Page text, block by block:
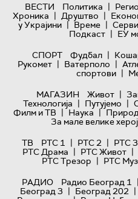
ВЕСТИ Политика |
Хроника | Друштво |
у Украјини | Време |
Подкаст | ЕУ
СПОРТ
Фудбал |
Рукомет | Ватерполо |
спортови |
МАГАЗИН
Живот |
Технологијa | Путујемо |
Филм и ТВ | Наука |
За мале велике
ТВ
РТС 1 | РТС 2 | РТС 3
РТС Драма | РТС Живот |
РТС Трезор | РТС
РАДИО
Радио Београд 1 |
Београд 3 | Београд 202 |